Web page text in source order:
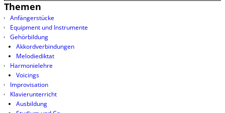
Themen
Anfängerstücke
Equipment und Instrumente
Gehörbildung
Akkordverbindungen
Melodiediktat
Harmonielehre
Voicings
Improvisation
Klavierunterricht
Ausbildung